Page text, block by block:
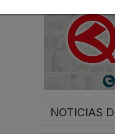
NOTICIAS